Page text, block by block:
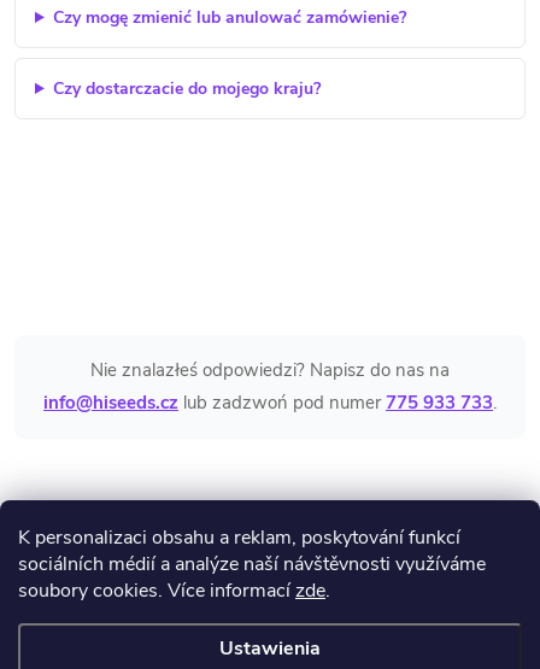
K personalizaci obsahu a reklam, poskytování funkcí
sociálních médií a analýze naší návštěvnosti využíváme
soubory cookies. Více informacízde.
Ustawienia
Czy mogę zmienić lub anulować zamówienie?
Czy dostarczacie do mojego kraju?
Nie znalazłeś odpowiedzi? Napisz do nas na
info@hiseeds.cz lub zadzwoń pod numer775 933 733.
SBlog